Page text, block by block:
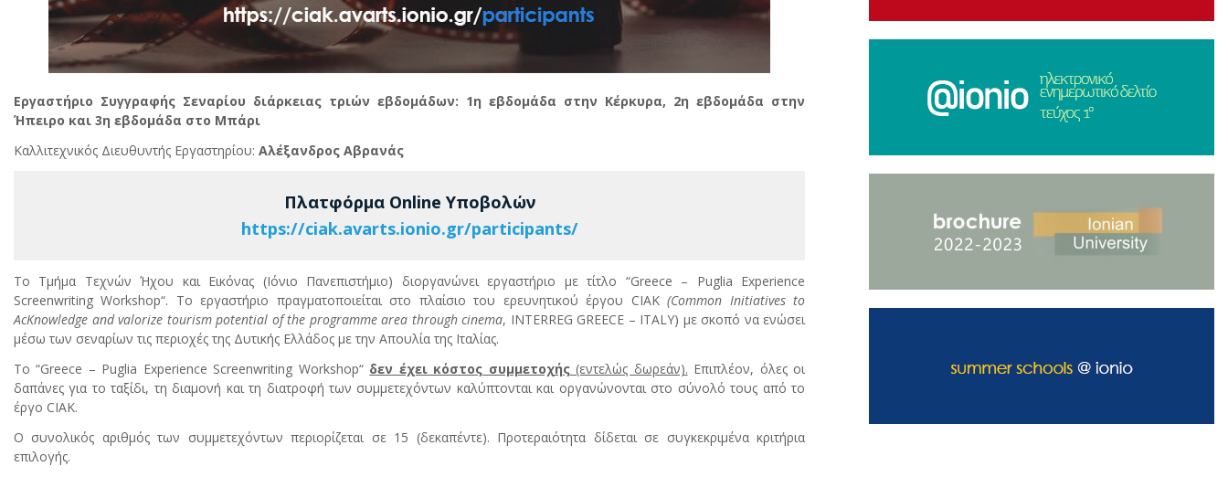
Εργαστήριο Συγγραφής Σεναρίου διάρκειας τριών εβδομάδων: 1η εβδομάδα στην Κέρκυρα, 2η εβδομάδα στην
Ήπειρο και 3η εβδομάδα στο Μπάρι
Καλλιτεχνικός Διευθυντής Εργαστηρίου: Αλέξανδρος Αβρανάς
Πλατφόρμα Online Yποβολών
https://ciak.avarts.ionio.gr/participants/
Το Τμήμα Τεχνών Ήχου και Εικόνας (Ιόνιο Πανεπιστήμιο) διοργανώνει εργαστήριο με τίτλο “Greece – Puglia Experience
Screenwriting Workshop“. Το εργαστήριο πραγματοποιείται στο πλαίσιο του ερευνητικού έργου CIAK(Common Initiatives to
AcKnowledge and valorize tourism potential of the programme area through cinema, INTERREG GREECE – ITALY) με σκοπό να ενώσει
μέσω των σεναρίων τις περιοχές της Δυτικής Ελλάδος με την Απουλία της Ιταλίας.
To “Greece – Puglia Experience Screenwriting Workshop“ δεν έχει κόστος συμμετοχής(εντελώς δωρεάν). Επιπλέον, όλες οι
δαπάνες για το ταξίδι, τη διαμονή και τη διατροφή των συμμετεχόντων καλύπτονται και οργανώνονται στο σύνολό τους από το
έργο CIAK.
Ο συνολικός αριθμός των συμμετεχόντων περιορίζεται σε 15 (δεκαπέντε). Προτεραιότητα δίδεται σε συγκεκριμένα κριτήρια
επιλογής.